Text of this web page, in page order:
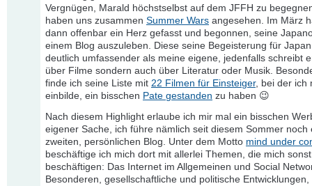
Vergnügen, Marald höchstselbst auf dem JFFH zu
haben uns zusammen Summer Wars angesehen. Im März
dann offenbar ein Herz gefasst und begonnen, seine
einem Blog auszuleben. Diese seine Begeisterung für
deutlich umfassender als meine eigene, jedenfalls schreibt
über Filme sondern auch über Literatur oder Musik.
finde ich seine Liste mit 22 Filmen für Einsteiger, bei der ich
einbilde, ein bisschen Pate gestanden zu haben 😉
Nach diesem Highlight erlaube ich mir mal ein bisschen
eigener Sache, ich führe nämlich seit diesem Sommer noch
zweiten, persönlichen Blog. Unter dem Motto mind under
beschäftige ich mich dort mit allerlei Themen, die mich
beschäftigen: Das Internet im Allgemeinen und Social
Besonderen, gesellschaftliche und politische Entwicklungen,